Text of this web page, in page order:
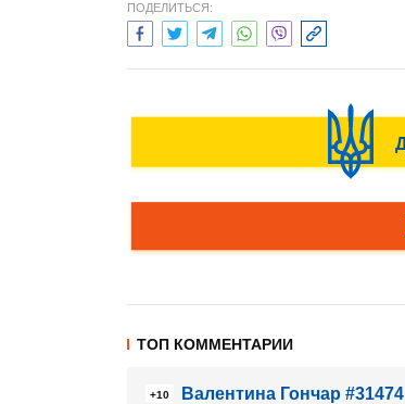
ПОДЕЛИТЬСЯ:
ТОП КОММЕНТАРИИ
+10
Валентина Гончар #31474